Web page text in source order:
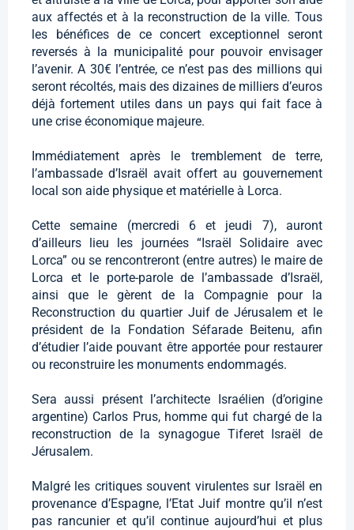
aux affectés et à la reconstruction de la ville. Tous
les bénéfices de ce concert exceptionnel seront
reversés à la municipalité pour pouvoir envisager
l’avenir. A 30€ l’entrée, ce n’est pas des millions qui
seront récoltés, mais des dizaines de milliers d’euros
déjà fortement utiles dans un pays qui fait face à
une crise économique majeure.
Immédiatement après le tremblement de terre,
l’ambassade d’Israël avait offert au gouvernement
local son aide physique et matérielle à Lorca.
Cette semaine (mercredi 6 et jeudi 7), auront
d’ailleurs lieu les journées “Israël Solidaire avec
Lorca” ou se rencontreront (entre autres) le maire de
Lorca et le porte-parole de l’ambassade d’Israël,
ainsi que le gèrent de la Compagnie pour la
Reconstruction du quartier Juif de Jérusalem et le
président de la Fondation Séfarade Beitenu, afin
d’étudier l’aide pouvant être apportée pour restaurer
ou reconstruire les monuments endommagés.
Sera aussi présent l’architecte Israélien (d’origine
argentine) Carlos Prus, homme qui fut chargé de la
reconstruction de la synagogue Tiferet Israël de
Jérusalem.
Malgré les critiques souvent virulentes sur Israël en
provenance d’Espagne, l’Etat Juif montre qu’il n’est
pas rancunier et qu’il continue aujourd’hui et plus